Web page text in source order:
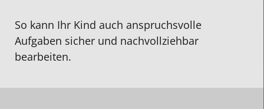
So kann Ihr Kind auch anspruchsvolle
Aufgaben sicher und nachvollziehbar
bearbeiten.